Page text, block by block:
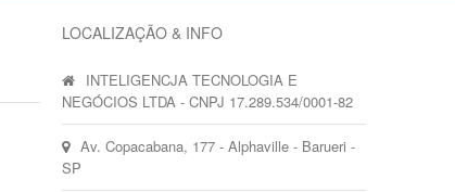
LOCALIZAÇÃO & INFO
INTELIGENCJA TECNOLOGIA E
NEGÓCIOS LTDA - CNPJ 17.289.534/0001-82
Av. Copacabana, 177 - Alphaville - Barueri -
SP